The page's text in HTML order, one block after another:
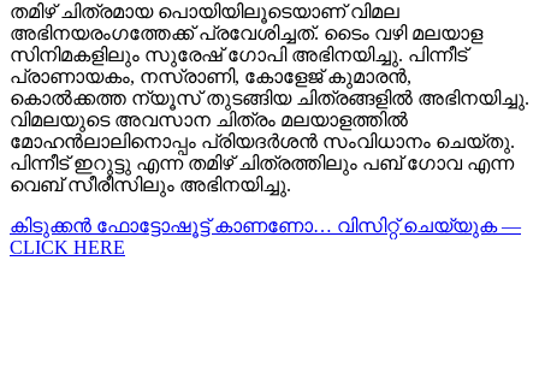
തമിഴ് ചിത്രമായ പൊയിയിലൂടെയാണ് വിമല
അഭിനയരംഗത്തേക്ക് പ്രവേശിച്ചത്. ടൈം വഴി മലയാള
സിനിമകളിലും സുരേഷ് ഗോപി അഭിനയിച്ചു. പിന്നീട്
പ്രാണായകം, നസ്രാണി, കോളേജ് കുമാരൻ,
കൊൽക്കത്ത ന്യൂസ് തുടങ്ങിയ ചിത്രങ്ങളിൽ അഭിനയിച്ചു.
വിമലയുടെ അവസാന ചിത്രം മലയാളത്തിൽ
മോഹൻലാലിനൊപ്പം പ്രിയദർശൻ സംവിധാനം ചെയ്തു.
പിന്നീട് ഇറുട്ടു എന്ന തമിഴ് ചിത്രത്തിലും പബ് ഗോവ എന്ന
വെബ് സീരീസിലും അഭിനയിച്ചു.
കിടുക്കന്‍ ഫോട്ടോഷൂട്ട്‌ കാണണോ… വിസിറ്റ് ചെയ്യുക —
CLICK HERE